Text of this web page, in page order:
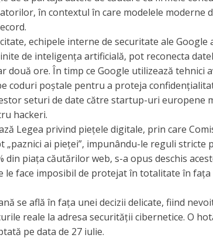
în contextul în care modelele moderne
echipele interne de securitate ale
de inteligența artificială, pot reconecta
două ore. În timp ce Google utilizează tehnici
coduri poștale pentru a proteja
seturi de date către startup-uri europene
hackeri.
Legea privind piețele digitale, prin care
„paznici ai pieței”, impunându-le reguli stricte
din piața căutărilor web, s-a opus deschis
le face imposibil de protejat în totalitate în
se află în fața unei decizii delicate, fiind
reale la adresa securității cibernetice. O
pe data de 27 iulie.